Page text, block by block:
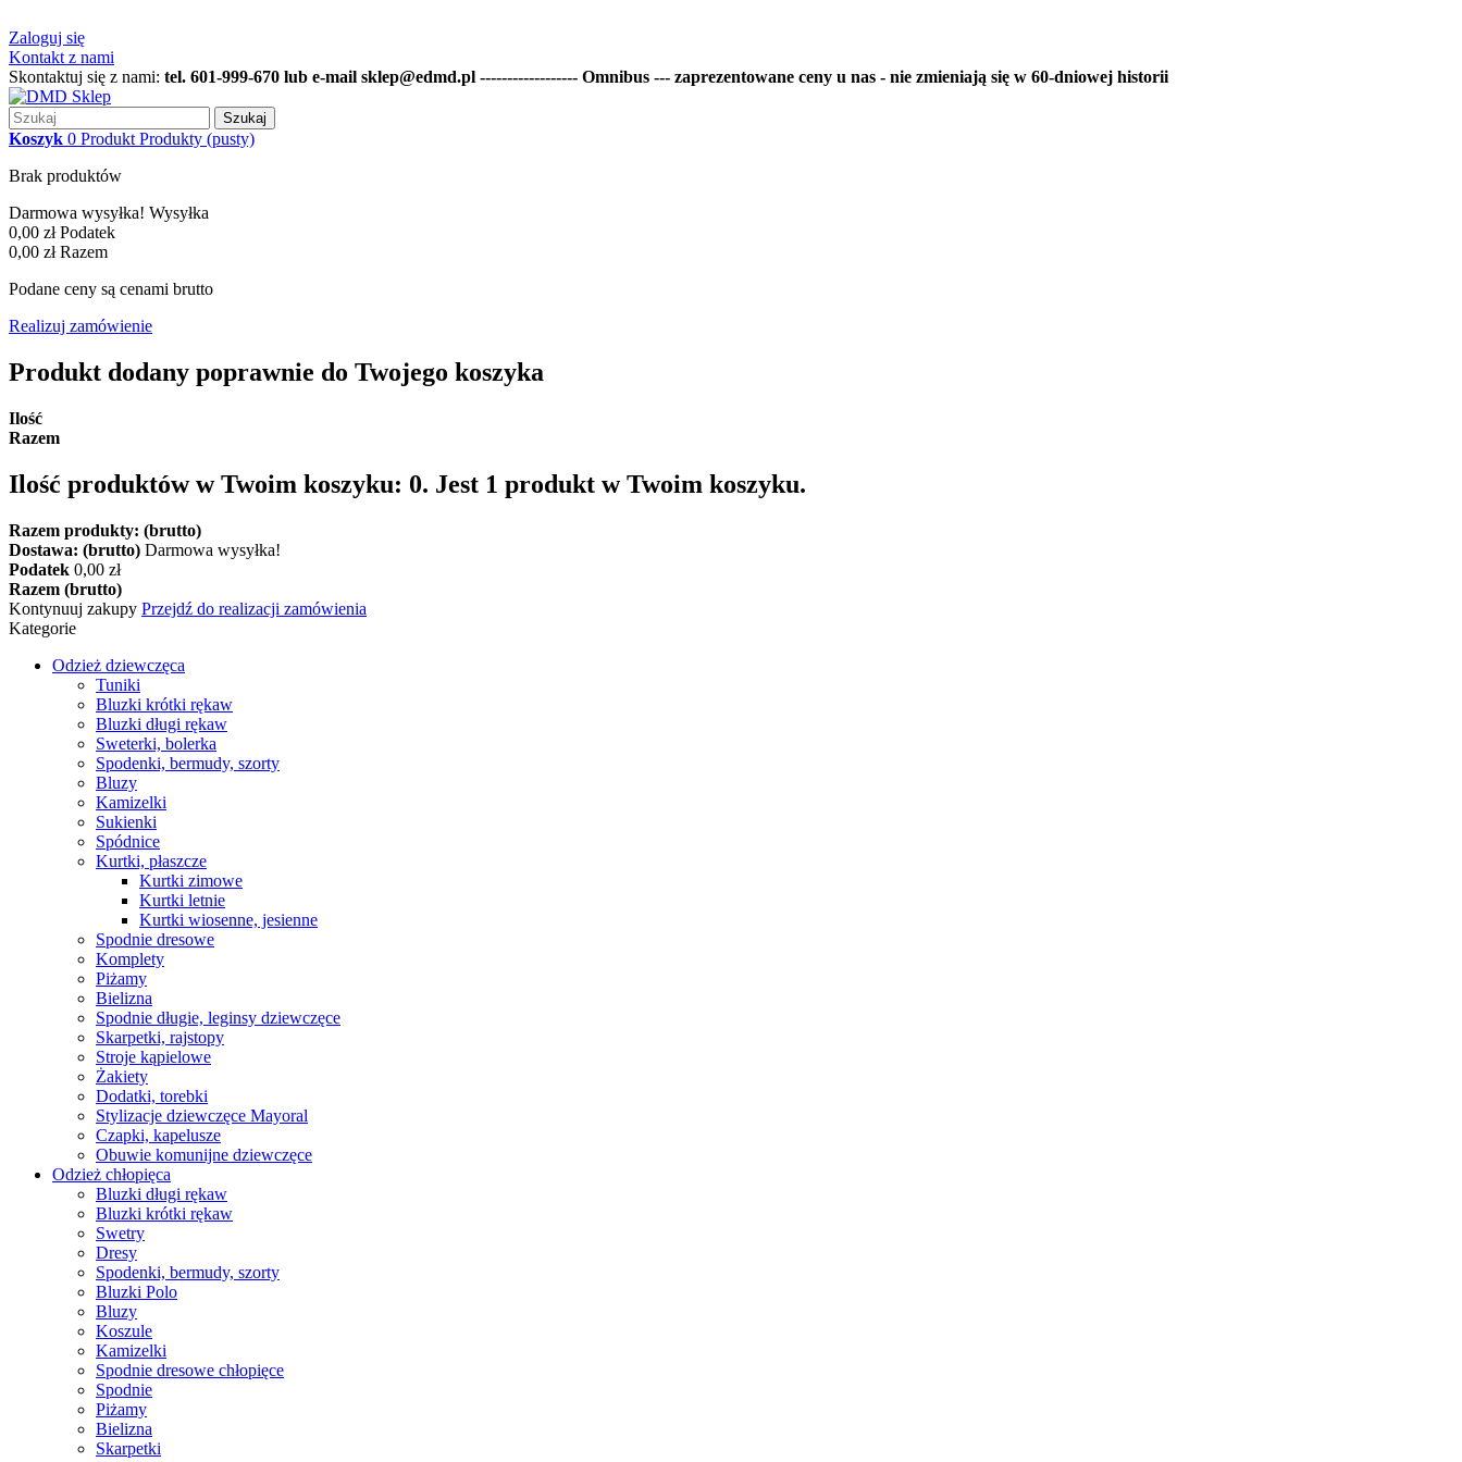
Zaloguj się
Kontakt z nami
Skontaktuj się z nami: tel. 601-999-670 lub e-mail sklep@edmd.pl ------------------ Omnibus --- zaprezentowane ceny u nas - nie zmieniają się w 60-dniowej historii
Szukaj
Koszyk 0 Produkt Produkty (pusty)
Brak produktów
Darmowa wysyłka! Wysyłka
0,00 zł Podatek
0,00 zł Razem
Podane ceny są cenami brutto
Realizuj zamówienie
Produkt dodany poprawnie do Twojego koszyka
Ilość
Razem
Ilość produktów w Twoim koszyku: 0. Jest 1 produkt w Twoim koszyku.
Razem produkty: (brutto)
Dostawa: (brutto) Darmowa wysyłka!
Podatek 0,00 zł
Razem (brutto)
Kontynuuj zakupy Przejdź do realizacji zamówienia
Kategorie
Odzież dziewczęca
Tuniki
Bluzki krótki rękaw
Bluzki długi rękaw
Sweterki, bolerka
Spodenki, bermudy, szorty
Bluzy
Kamizelki
Sukienki
Spódnice
Kurtki, płaszcze
Kurtki zimowe
Kurtki letnie
Kurtki wiosenne, jesienne
Spodnie dresowe
Komplety
Piżamy
Bielizna
Spodnie długie, leginsy dziewczęce
Skarpetki, rajstopy
Stroje kąpielowe
Żakiety
Dodatki, torebki
Stylizacje dziewczęce Mayoral
Czapki, kapelusze
Obuwie komunijne dziewczęce
Odzież chłopięca
Bluzki długi rękaw
Bluzki krótki rękaw
Swetry
Dresy
Spodenki, bermudy, szorty
Bluzki Polo
Bluzy
Koszule
Kamizelki
Spodnie dresowe chłopięce
Spodnie
Piżamy
Bielizna
Skarpetki